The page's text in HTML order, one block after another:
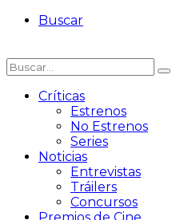
Buscar
Críticas
Estrenos
No Estrenos
Series
Noticias
Entrevistas
Tráilers
Concursos